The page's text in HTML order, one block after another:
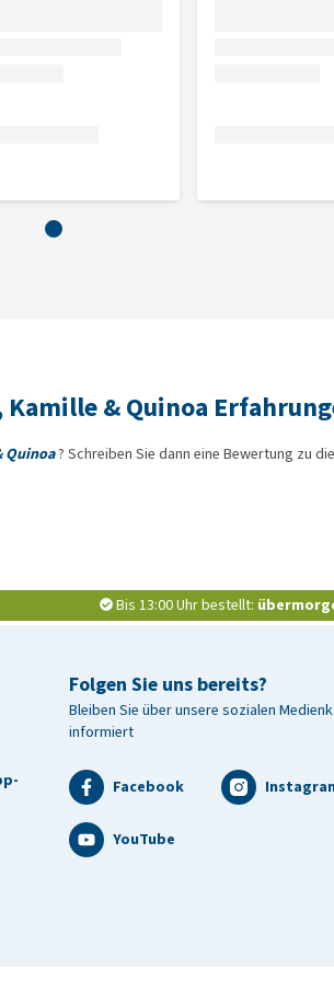
& Quinoa
Quinoa? Schreiben Sie dann eine Bewertung zu
Bis 13:00 Uhr bestellt:
Folgen Sie uns bereits?
Bleiben Sie über unsere sozialen
informiert
Facebook
YouTube